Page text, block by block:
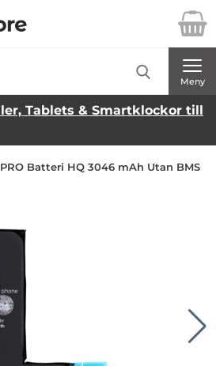
för Danira Telecom AB
Meny
Tablets & Smartklockor till
Batteri HQ 3046 mAh Utan BMS